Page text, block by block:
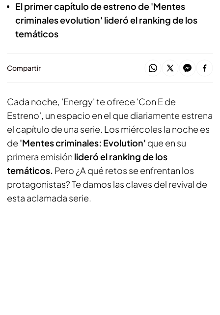
El primer capítulo de estreno de 'Mentes
criminales evolution' lideró el ranking de los
temáticos
Compartir
Cada noche, 'Energy' te ofrece 'Con E de
Estreno', un espacio en el que diariamente estrena
el capítulo de una serie. Los miércoles la noche es
de 'Mentes criminales: Evolution' que en su
primera emisión lideró el ranking de los
temáticos. Pero ¿A qué retos se enfrentan los
protagonistas? Te damos las claves del revival de
esta aclamada serie.